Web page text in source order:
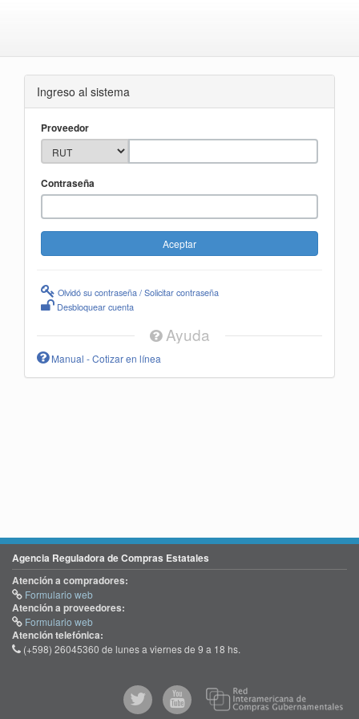
Ingreso al sistema
Proveedor
Contraseña
Olvidó su contraseña / Solicitar contraseña
Desbloquear cuenta
Ayuda
Manual - Cotizar en línea
Agencia Reguladora de Compras Estatales
Atención a compradores:
Formulario web
Atención a proveedores:
Formulario web
Atención telefónica:
(+598) 26045360 de lunes a viernes de 9 a 18 hs.
@comprasgubuy
ACCE